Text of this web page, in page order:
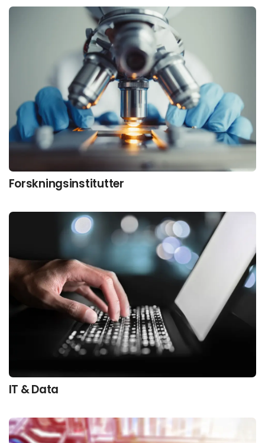
Forskningsinstitutter
IT & Data